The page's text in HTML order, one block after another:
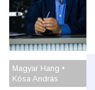
Magyar Hang •
Kósa András